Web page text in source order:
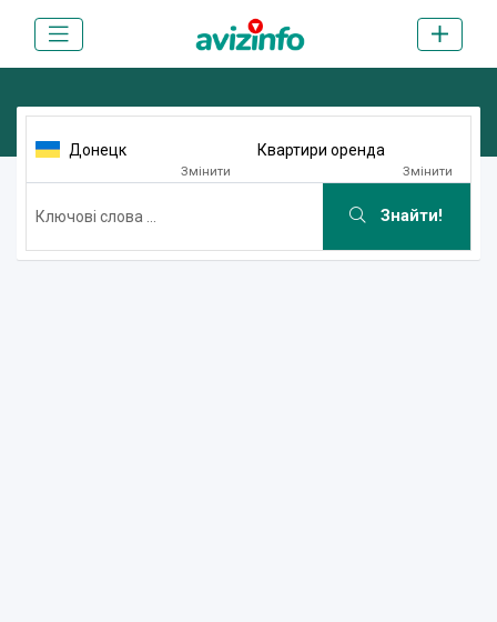
Донецк
Змінити
Квартири оренда
Змінити
Знайти!